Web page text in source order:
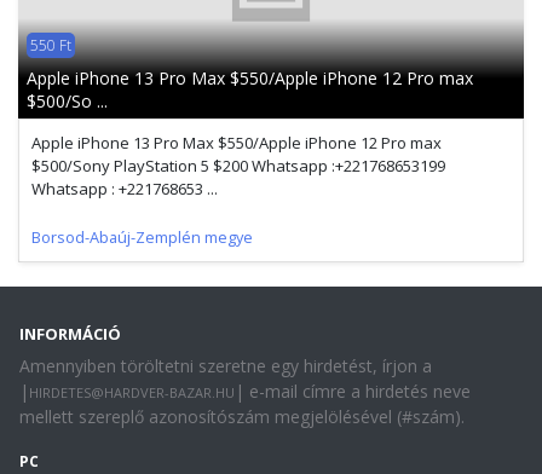
550 Ft
Apple iPhone 13 Pro Max $550/Apple iPhone 12 Pro max
$500/So ...
Apple iPhone 13 Pro Max $550/Apple iPhone 12 Pro max
$500/Sony PlayStation 5 $200 Whatsapp :+221768653199
Whatsapp : +221768653 ...
Borsod-Abaúj-Zemplén megye
INFORMÁCIÓ
Amennyiben töröltetni szeretne egy hirdetést, írjon a
| HIRDETES@HARDVER-BAZAR.HU | e-mail címre a hirdetés neve
mellett szereplő azonosítószám megjelölésével (#szám).
PC